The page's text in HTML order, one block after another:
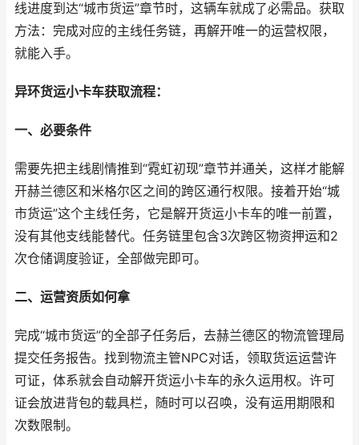
线进度到达“城市货运”章节时，这辆车就成了必需品。获取
方法：完成对应的主线任务链，再解开唯一的运营权限，
就能入手。
异环货运小卡车获取流程：
一、必要条件
需要先把主线剧情推到“霓虹初现”章节并通关，这样才能解
开赫兰德区和米格尔区之间的跨区通行权限。接着开始“城
市货运”这个主线任务，它是解开货运小卡车的唯一前置，
没有其他支线能替代。任务链里包含3次跨区物资押运和2
次仓储调度验证，全部做完即可。
二、运营资质如何拿
完成“城市货运”的全部子任务后，去赫兰德区的物流管理局
提交任务报告。找到物流主管NPC对话，领取货运运营许
可证，体系就会自动解开货运小卡车的永久运用权。许可
证会放进背包的载具栏，随时可以召唤，没有运用期限和
次数限制。